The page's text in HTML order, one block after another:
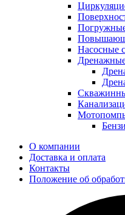
Насосные
О компании
Доставка и оплата
Контакты
Положение об